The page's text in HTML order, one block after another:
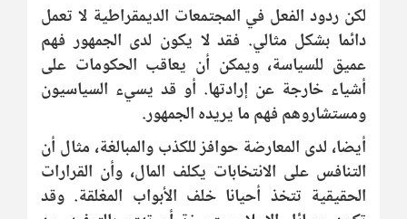
لكن ردود الفعل في المجتمعات الديمقراطية لا تعمل
دائما بشكل مثالي. فقد لا يكون لدى الجمهور فهم
عميق للسياسة، ويمكن أن يعاقب الحكومات على
أشياء خارجة عن إرادتها. أو قد يسيء السياسيون
ومستشاروهم فهم ما يريده الجمهور.
أيضا، لدى المعارضة حوافز للكذب والمبالغة، مثال أن
التنافس على الانتخابات يكلف المال، وأن القرارات
الحقيقية تتخذ أحيانا خلف الأبواب المغلقة. وقد